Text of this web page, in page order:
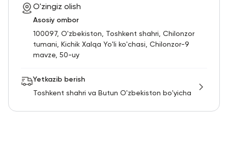
O'zingiz olish
Asosiy ombor
100097, O'zbekiston, Toshkent shahri, Chilonzor
tumani, Kichik Xalqa Yo'li ko'chasi, Chilonzor-9
mavze, 50-uy
Yetkazib berish
Toshkent shahri va Butun O'zbekiston bo'yicha